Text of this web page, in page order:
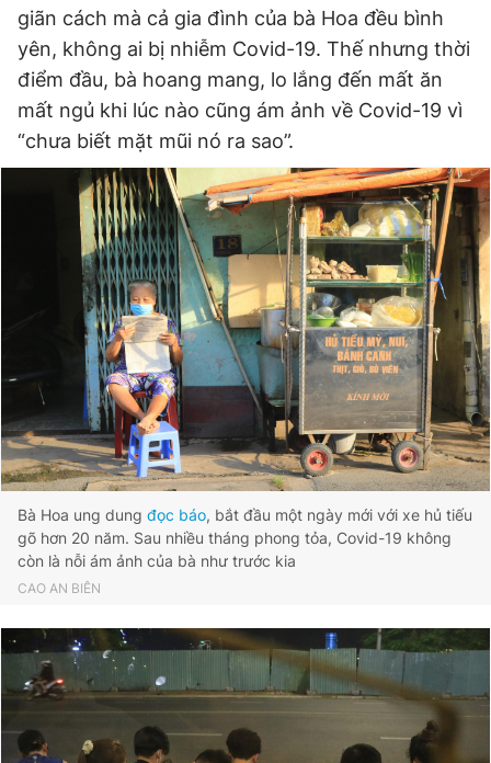
giãn cách mà cả gia đình của bà Hoa đều bình
yên, không ai bị nhiễm Covid-19. Thế nhưng thời
điểm đầu, bà hoang mang, lo lắng đến mất ăn
mất ngủ khi lúc nào cũng ám ảnh về Covid-19 vì
“chưa biết mặt mũi nó ra sao”.
Bà Hoa ung dung đọc báo, bắt đầu một ngày mới với xe hủ tiếu
gõ hơn 20 năm. Sau nhiều tháng phong tỏa, Covid-19 không
còn là nỗi ám ảnh của bà như trước kia
CAO AN BIÊN